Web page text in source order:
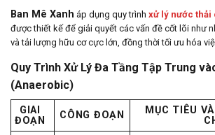
Ban Mê Xanh áp dụng quy trình xử lý nước thải
được thiết kế để giải quyết các vấn đề cốt lõi như
và tải lượng hữu cơ cực lớn, đồng thời tối ưu hóa
Quy Trình Xử Lý Đa Tầng Tập Trung
(Anaerobic)
GIAI
ĐOẠN
CÔNG ĐOẠN
MỤC TIÊU